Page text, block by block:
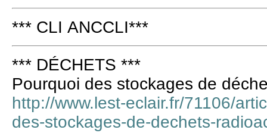
*** CLI ANCCLI***
*** DÉCHETS ***
Pourquoi des stockages de
http://www.lest-eclair.fr/71106/
des-stockages-de-dechets-